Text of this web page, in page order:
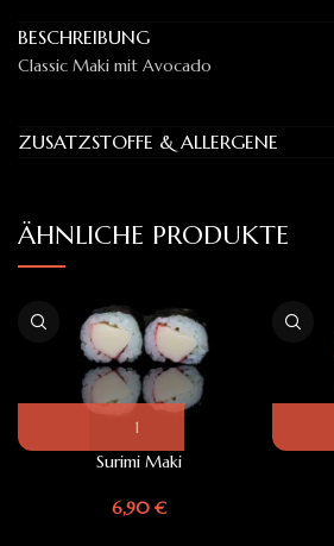
BESCHREIBUNG
Classic Maki mit Avocado
ZUSATZSTOFFE & ALLERGENE
ÄHNLICHE PRODUKTE
Surimi Maki
6,90 €